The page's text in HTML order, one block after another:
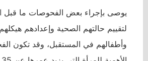
يوصى بإجراء بعض الفحوصات ما قبل
لتقييم حالتهم الصحية وإعدادهم
وأطفالهم في المستقبل، وقد تكون